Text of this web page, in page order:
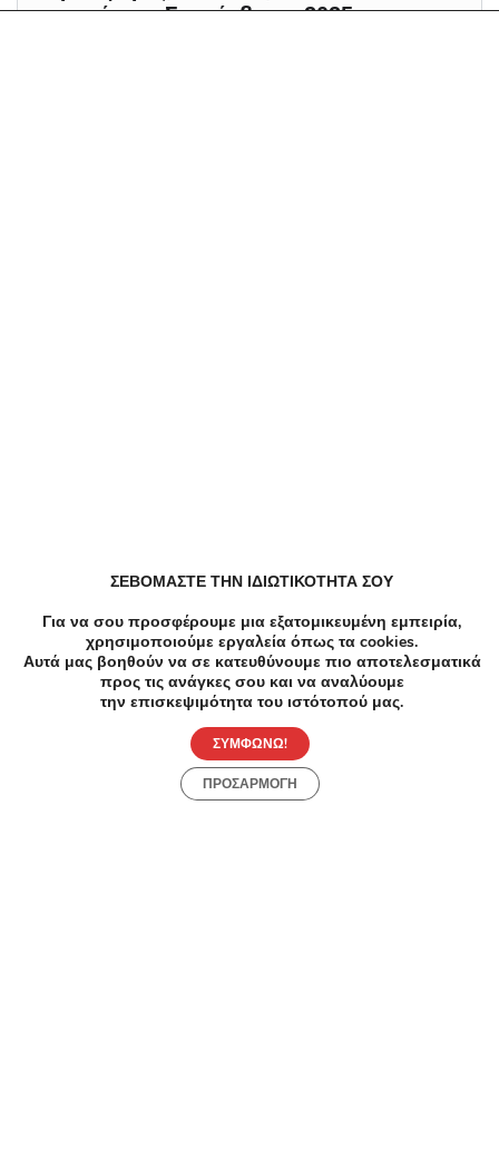
κουπόνια - Σεπτέμβριος 2025
Εκπτωτικοί κωδικοί κουπονιών
All About Beauty Κουπόνια, Προσφορές, Εκπτώσεις,
Εκπτωτικοί κωδικοί κουπονιών
ALE Κουπόνια, Προσφορές, Εκπτώσεις, Εκπτωτικοί
κωδικοί κουπονιών
ΣΕΒΟΜΑΣΤΕ ΤΗΝ ΙΔΙΩΤΙΚΟΤΗΤΑ ΣΟΥ
Για να σου προσφέρουμε μια εξατομικευμένη εμπειρία,
χρησιμοποιούμε εργαλεία όπως τα cookies.
Αυτά μας βοηθούν να σε κατευθύνουμε πιο αποτελεσματικά
προς τις ανάγκες σου και να αναλύουμε
την επισκεψιμότητα του ιστότοπού μας.
ΣΥΜΦΩΝΩ!
ΠΡΟΣΑΡΜΟΓΗ